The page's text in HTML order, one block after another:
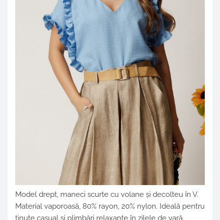
Model drept, maneci scurte cu volane și decolteu în V.
Material vaporoasă, 80% rayon, 20% nylon. Ideală pentru
ținute casual și plimbări relaxante în zilele de vară.